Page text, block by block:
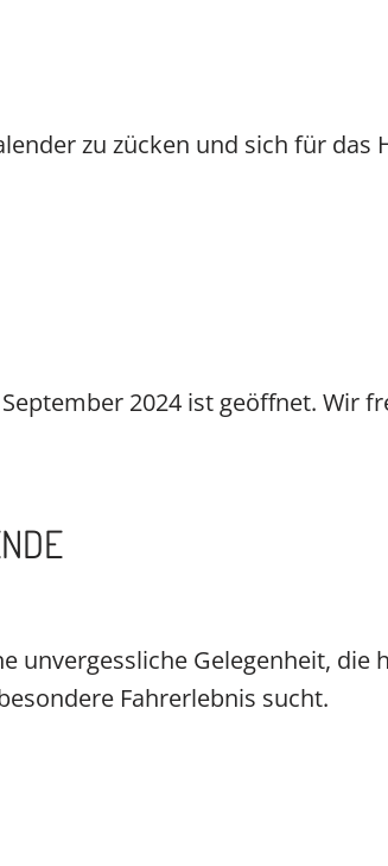
zu zücken und sich für das
2024 ist geöffnet. Wir
unvergessliche Gelegenheit, die
Fahrerlebnis sucht.